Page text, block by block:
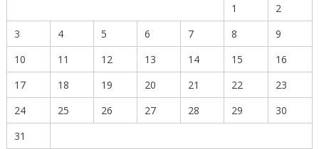
1
2
3
4 5 6 7 8
9
10
11 12 13 14 15
16
17
18 19 20 21 22
23
24
25 26 27 28 29
30
31